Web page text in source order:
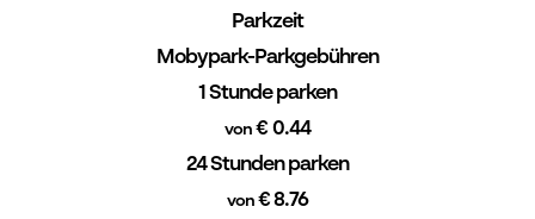
Parkzeit
Mobypark-Parkgebühren
1 Stunde parken
von € 0.44
24 Stunden parken
von€ 8.76